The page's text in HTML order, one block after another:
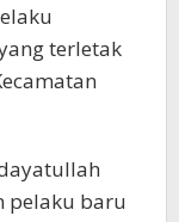
terletak
pelaku baru